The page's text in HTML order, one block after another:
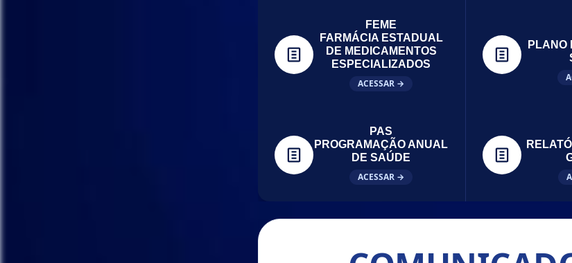
FEME
FARMÁCIA ESTADUAL
DE MEDICAMENTOS
ESPECIALIZADOS
ACESSAR →
PLANO
PAS
PROGRAMAÇÃO ANUAL
DE SAÚDE
ACESSAR →